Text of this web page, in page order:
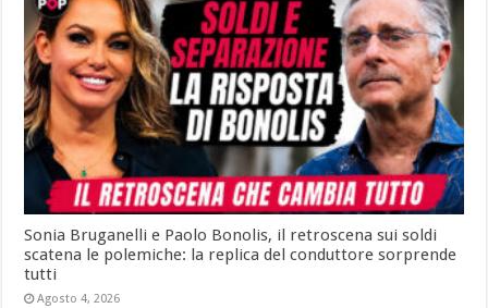
Sonia Bruganelli e Paolo Bonolis, il retroscena sui soldi
scatena le polemiche: la replica del conduttore sorprende
tutti
Agosto 4, 2026